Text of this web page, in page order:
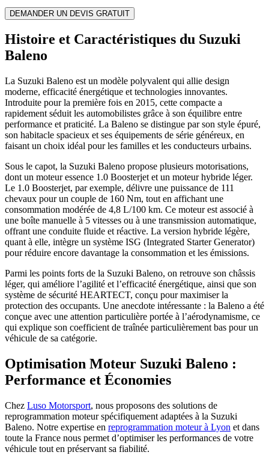
DEMANDER UN DEVIS GRATUIT
Histoire et Caractéristiques du Suzuki
Baleno
La Suzuki Baleno est un modèle polyvalent qui allie design
moderne, efficacité énergétique et technologies innovantes.
Introduite pour la première fois en 2015, cette compacte a
rapidement séduit les automobilistes grâce à son équilibre entre
performance et praticité. La Baleno se distingue par son style épuré,
son habitacle spacieux et ses équipements de série généreux, en
faisant un choix idéal pour les familles et les conducteurs urbains.
Sous le capot, la Suzuki Baleno propose plusieurs motorisations,
dont un moteur essence 1.0 Boosterjet et un moteur hybride léger.
Le 1.0 Boosterjet, par exemple, délivre une puissance de 111
chevaux pour un couple de 160 Nm, tout en affichant une
consommation modérée de 4,8 L/100 km. Ce moteur est associé à
une boîte manuelle à 5 vitesses ou à une transmission automatique,
offrant une conduite fluide et réactive. La version hybride légère,
quant à elle, intègre un système ISG (Integrated Starter Generator)
pour réduire encore davantage la consommation et les émissions.
Parmi les points forts de la Suzuki Baleno, on retrouve son châssis
léger, qui améliore l’agilité et l’efficacité énergétique, ainsi que son
système de sécurité HEARTECT, conçu pour maximiser la
protection des occupants. Une anecdote intéressante : la Baleno a été
conçue avec une attention particulière portée à l’aérodynamisme, ce
qui explique son coefficient de traînée particulièrement bas pour un
véhicule de sa catégorie.
Optimisation Moteur Suzuki Baleno :
Performance et Économies
Chez Luso Motorsport, nous proposons des solutions de
reprogrammation moteur spécifiquement adaptées à la Suzuki
Baleno. Notre expertise en reprogrammation moteur à Lyon et dans
toute la France nous permet d’optimiser les performances de votre
véhicule tout en préservant sa fiabilité.